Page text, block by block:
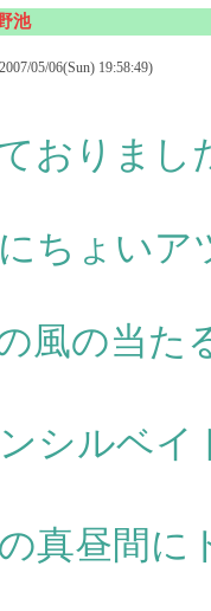
池
05/06(Sun) 19:58:49)
おりまし
ちょいア
風の当た
シルベ
真昼間